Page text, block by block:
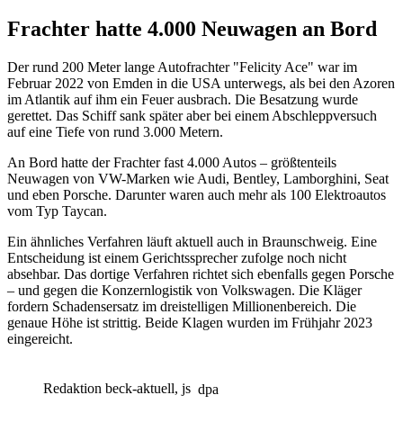
Frachter hatte 4.000 Neuwagen an Bord
Der rund 200 Meter lange Autofrachter "Felicity Ace" war im
Februar 2022 von Emden in die USA unterwegs, als bei den Azoren
im Atlantik auf ihm ein Feuer ausbrach. Die Besatzung wurde
gerettet. Das Schiff sank später aber bei einem Abschleppversuch
auf eine Tiefe von rund 3.000 Metern.
An Bord hatte der Frachter fast 4.000 Autos – größtenteils
Neuwagen von VW-Marken wie Audi, Bentley, Lamborghini, Seat
und eben Porsche. Darunter waren auch mehr als 100 Elektroautos
vom Typ Taycan.
Ein ähnliches Verfahren läuft aktuell auch in Braunschweig. Eine
Entscheidung ist einem Gerichtssprecher zufolge noch nicht
absehbar. Das dortige Verfahren richtet sich ebenfalls gegen Porsche
– und gegen die Konzernlogistik von Volkswagen. Die Kläger
fordern Schadensersatz im dreistelligen Millionenbereich. Die
genaue Höhe ist strittig. Beide Klagen wurden im Frühjahr 2023
eingereicht.
Redaktion beck-aktuell, js dpa